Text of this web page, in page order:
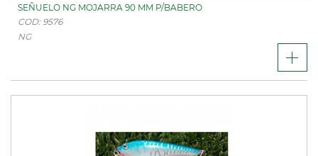
SEÑUELO NG MOJARRA 90 MM P/BABERO
COD: 9576
NG